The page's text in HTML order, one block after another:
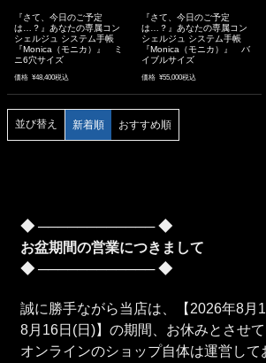
『さて、今日のご予定
は…？』あなたの専属コン
シェルジュ システム手帳
『Monica（モニカ）』 ミ
ニ6穴サイズ
価格 ¥48,400税込
『さて、今日のご予定
は…？』あなたの専属コン
シェルジュ システム手帳
『Monica（モニカ）』 バ
イブルサイズ
価格 ¥55,000税込
並び替え 新着順 おすすめ順
◆ ──────────── ◆
お盆期間の営業につきまして
◆ ──────────── ◆
誠に勝手ながら当店は、【2026年8月
8月16日(日)】の期間、お休みとさせて
オンラインのショップ自体は運営して